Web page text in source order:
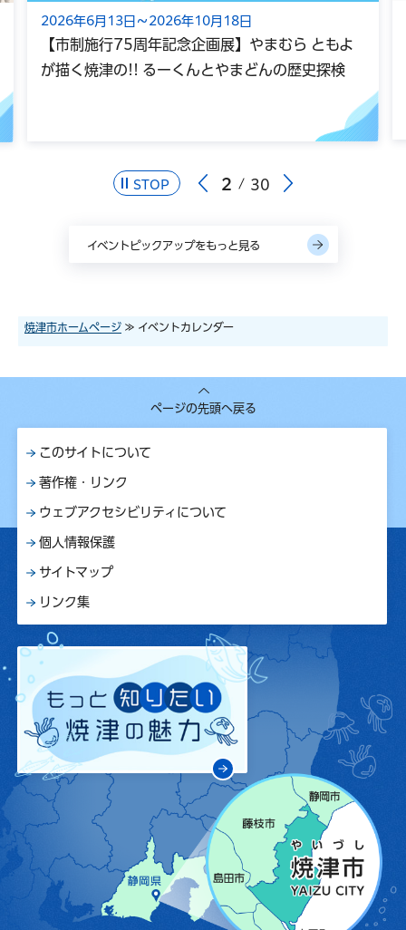
STOP 2 30
2026年6月13日～2026年10月18日
【市制施行75周年記念企画展】やまむら ともよ
が描く焼津の!! るーくんとやまどんの歴史探検
イベントピックアップをもっと見る
焼津市ホームページ ≫ イベントカレンダー
ページの先頭へ戻る
このサイトについて
著作権・リンク
ウェブアクセシビリティについて
個人情報保護
サイトマップ
リンク集